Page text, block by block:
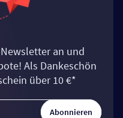
an und
Als Dankeschön
über 10 €*
Abonnieren